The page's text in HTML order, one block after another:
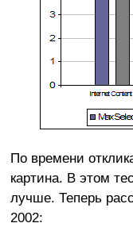
По времени
картина. В этом
лучше. Теперь
2002: